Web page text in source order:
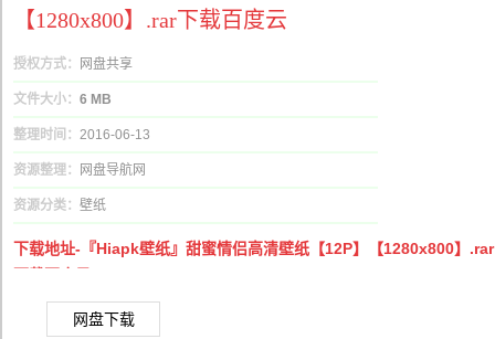
【1280x800】.rar下载百度云
授权方式： 网盘共享
文件大小： 6 MB
整理时间： 2016-06-13
资源整理： 网盘导航网
资源分类： 壁纸
下载地址-『Hiapk壁纸』甜蜜情侣高清壁纸【12P】【1280x800】.rar
网盘下载